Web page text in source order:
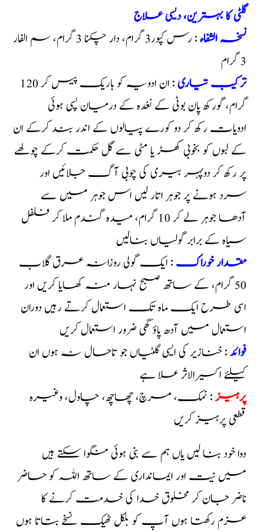
گلٹی کا بہترین، دیسی علاج
نسخہ الشفاء
: رس کپور3 گرام، دار چکنا 3 گرام، سم الفار
3 گرام
ترکیب تیاری
: ان ادویہ کو باریک پیس کر 120
گرام، گورکھ پان بوٹی کے نغدہ کے درمیان پسی ہوئی
ادویات رکھ کر دو کورے پیالوں کے اندر بند کرکے ان
کے لبوں کو بخوبی کھڑ یا مٹی سے گل حکمت کرکے چولھے
پر رکھ کر دوپہر بیری کی چوبی آگ جلائیں اور
سرد ہونے پر جوہر اتار لیں اس جوہر میں سے
آدھا جوہر لے کر 10 گرام، میدہ گندم ملا کر فلفل
سیاہ کے برابر گولیاں بنالیں
مقدار خوراک: ایک گولی روزانہ عرق گلاب
50 گرام، کے ساتھ صبح نہار منہ کھایا کریں اور
اسی طرح ایک ماہ تک استعمال کرتے رہیں دوران
استعمال میں آدھ پاؤ گھی ضرور استعمال کریں
فوائد: خنازیر کی ایسی گلٹیاں جو تاحال نہ ہوں ان
کیلئے اکسیر الاثر علا ہے
پرہیز: نمک، مرچ، چھاچھ، چاول، وغیرہ
قطعی پرہیز کریں
دوا خود بنا لیں یاں ہم سے بنی ہوئی منگوا سکتے ہیں
میں نیت اور ایمانداری کے ساتھ اللہ کو حاضر
ناضر جان کر مخلوق خدا کی خدمت کرنے کا
عزم رکھتا ہوں آپ کو بلکل ٹھیک نسخے بتاتا ہوں